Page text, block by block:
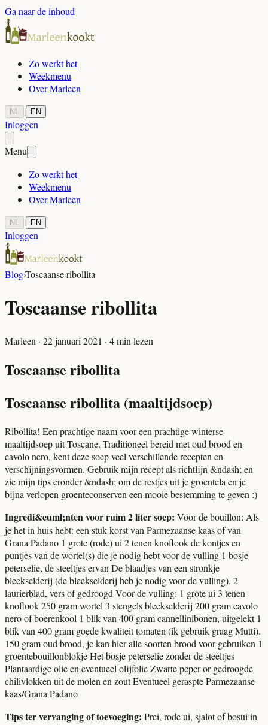
Ga naar de inhoud
Zo werkt het
Weekmenu
Over Marleen
NL | EN
Inloggen
Menu
Zo werkt het
Weekmenu
Over Marleen
NL | EN
Inloggen
Blog›Toscaanse ribollita
Toscaanse ribollita
Marleen · 22 januari 2021 · 4min lezen
Toscaanse ribollita
Toscaanse ribollita (maaltijdsoep)
Ribollita! Een prachtige naam voor een prachtige winterse
maaltijdsoep uit Toscane. Traditioneel bereid met oud brood en
cavolo nero, kent deze soep veel verschillende recepten en
verschijningsvormen. Gebruik mijn recept als richtlijn &ndash; en
zie mijn tips eronder &ndash; om de restjes uit je groentela en je
bijna verlopen groenteconserven een mooie bestemming te geven :)
Ingredi&euml;nten voor ruim 2 liter soep: Voor de bouillon: Als
je het in huis hebt: een stuk korst van Parmezaanse kaas of van
Grana Padano 1 grote (rode) ui 2 tenen knoflook de kontjes en
puntjes van de wortel(s) die je nodig hebt voor de vulling 1 bosje
peterselie, de steeltjes ervan De blaadjes van een stronkje
bleekselderij (de bleekselderij heb je nodig voor de vulling). 2
laurierblad, vers of gedroogd Voor de vulling: 1 grote ui 3 tenen
knoflook 250 gram wortel 3 stengels bleekselderij 200 gram cavolo
nero of boerenkool 1 blik van 400 gram cannellinibonen, uitgelekt 1
blik van 400 gram goede kwaliteit tomaten (ik gebruik graag Mutti).
150 gram oud brood, je kan hier alle soorten brood voor gebruiken 1
groentebouillonblokje Het bosje peterselie zonder de steeltjes
Plantaardige olie en eventueel olijfolie Zwarte peper or gedroogde
chilivlokken uit de molen en zout Eventueel geraspte Parmezaanse
kaas/Grana Padano
Tips ter vervanging of toevoeging: Prei, rode ui, sjalot of bosui in